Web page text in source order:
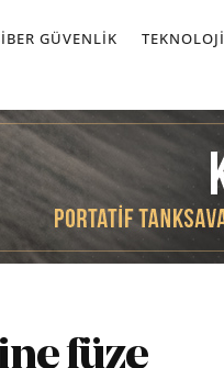
GÜVENLIK TEKNOLOJI
füze